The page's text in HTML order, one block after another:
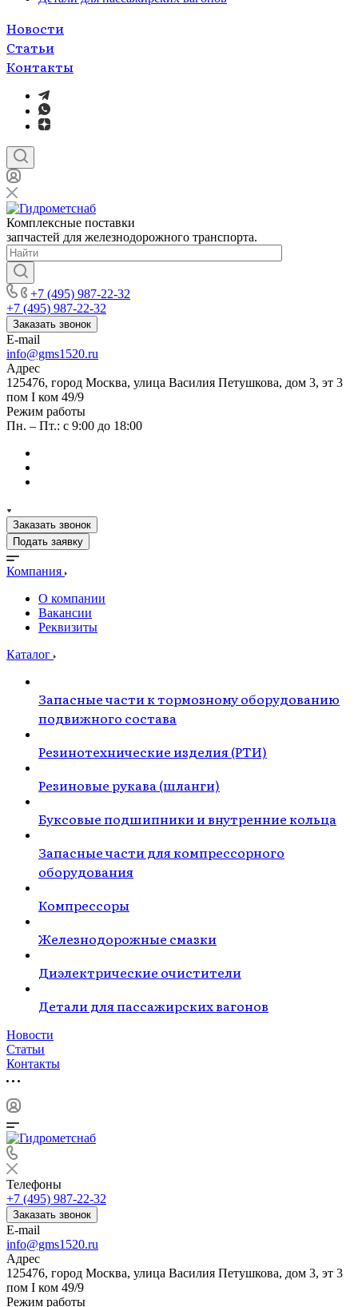
Новости
Статьи
Контакты
Комплексные поставки
запчастей для железнодорожного транспорта.
+7 (495) 987-22-32
+7 (495) 987-22-32
Заказать звонок
E-mail
info@gms1520.ru
Адрес
125476, город Москва, улица Василия Петушкова, дом 3, эт 3
пом I ком 49/9
Режим работы
Пн. – Пт.: с 9:00 до 18:00
Заказать звонок
Подать заявку
Компания
О компании
Вакансии
Реквизиты
Каталог
Запасные части к тормозному оборудованию
подвижного состава
Резинотехнические изделия (РТИ)
Резиновые рукава (шланги)
Буксовые подшипники и внутренние кольца
Запасные части для компрессорного
оборудования
Компрессоры
Железнодорожные смазки
Диэлектрические очистители
Детали для пассажирских вагонов
Новости
Статьи
Контакты
Телефоны
+7 (495) 987-22-32
Заказать звонок
E-mail
info@gms1520.ru
Адрес
125476, город Москва, улица Василия Петушкова, дом 3, эт 3
пом I ком 49/9
Режим работы